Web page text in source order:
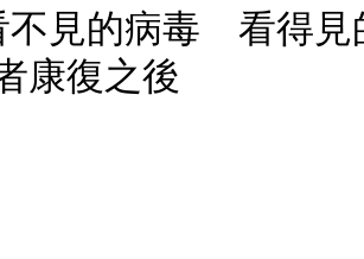
不見的病毒 看得
康復之後